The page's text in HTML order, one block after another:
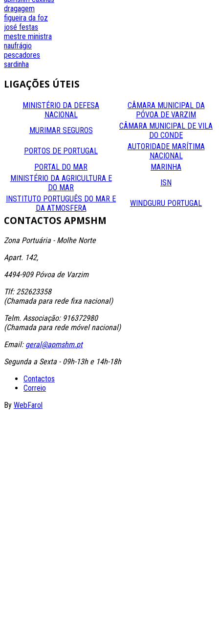
dragagem
figueira da foz
josé festas
mestre ministra
naufrágio
pescadores
sardinha
LIGAÇÕES ÚTEIS
MINISTÉRIO DA DEFESA
NACIONAL
CÂMARA MUNICIPAL DA
PÓVOA DE VARZIM
MURIMAR SEGUROS
CÂMARA MUNICIPAL DE VILA
DO CONDE
PORTOS DE PORTUGAL
AUTORIDADE MARÍTIMA
NACIONAL
PORTAL DO MAR
MARINHA
MINISTÉRIO DA AGRICULTURA E
DO MAR
ISN
INSTITUTO PORTUGUÊS DO MAR E
DA ATMOSFERA
WINDGURU PORTUGAL
CONTACTOS APMSHM
Zona Portuária - Molhe Norte
Apart. 142,
4494-909 Póvoa de Varzim
Tlf: 252623358
(Chamada para rede fixa nacional)
Telm. Associação: 916372980
(Chamada para rede móvel nacional)
Email: geral@apmshm.pt
Segunda a Sexta - 09h-13h e 14h-18h
Contactos
Correio
By WebFarol